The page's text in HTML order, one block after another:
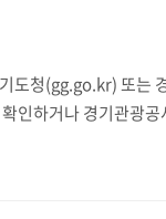
도청(gg.go.kr) 또는
인하거나 경기관광